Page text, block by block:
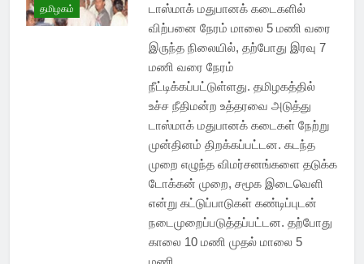
தமிழகம்
டாஸ்மாக் மதுபானக் கடைகளில்
விற்பனை நேரம் மாலை 5 மணி வரை
இருந்த நிலையில், தற்போது இரவு 7
மணி வரை நேரம்
நீட்டிக்கப்பட்டுள்ளது. தமிழகத்தில்
உச்ச நீதிமன்ற உத்தரவை அடுத்து
டாஸ்மாக் மதுபானக் கடைகள் நேற்று
முன்தினம் திறக்கப்பட்டன. கடந்த
முறை எழுந்த விமர்சனங்களை தடுக்க
டோக்கன் முறை, சமூக இடைவெளி
என்று கட்டுப்பாடுகள் கண்டிப்புடன்
நடைமுறைப்படுத்தப்பட்டன. தற்போது
காலை 10 மணி முதல் மாலை 5